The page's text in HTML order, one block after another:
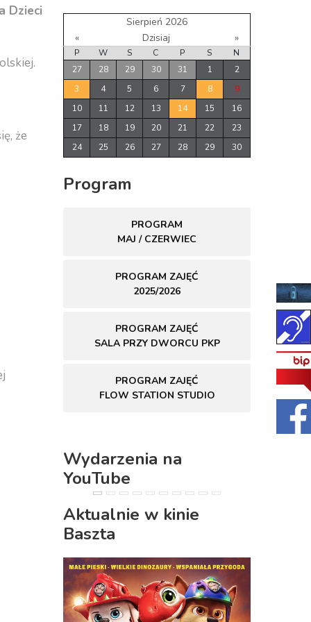
Dzieci
że
Sierpień 2026
«
Dzisiaj »
P W S C P S
N
27
28 29 30 31 1
2
3
4 5 6 7 8
9
10
11 12 13 14 15
16
17
18 19 20 21 22
23
24
25 26 27 28 29 30
Program
PROGRAM
MAJ / CZERWIEC
PROGRAM ZAJĘĆ
2025/2026
PROGRAM ZAJĘĆ
SALA PRZY DWORCU PKP
PROGRAM ZAJĘĆ
FLOW STATION STUDIO
Wydarzenia na
YouTube
PREVIOUS
Aktualnie w kinie
Baszta